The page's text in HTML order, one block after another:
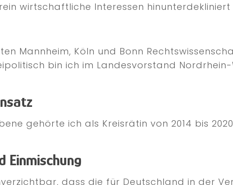
wirtschaftliche Interessen hinunterdekliniert
Mannheim, Köln und Bonn
bin ich im Landesvorstand
gehörte ich als Kreisrätin von 2014 bis
Einmischung
dass die für Deutschland in der